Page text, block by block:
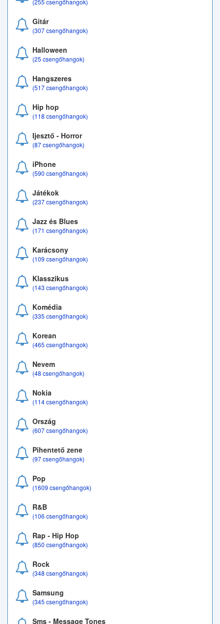
(255 csengőhangok)
Gitár
(307 csengőhangok)
Halloween
(25 csengőhangok)
Hangszeres
(517 csengőhangok)
Hip hop
(118 csengőhangok)
Ijesztő - Horror
(87 csengőhangok)
iPhone
(590 csengőhangok)
Játékok
(237 csengőhangok)
Jazz és Blues
(171 csengőhangok)
Karácsony
(109 csengőhangok)
Klasszikus
(143 csengőhangok)
Komédia
(335 csengőhangok)
Korean
(465 csengőhangok)
Nevem
(48 csengőhangok)
Nokia
(114 csengőhangok)
Ország
(607 csengőhangok)
Pihentető zene
(97 csengőhangok)
Pop
(1609 csengőhangok)
R&B
(106 csengőhangok)
Rap - Hip Hop
(850 csengőhangok)
Rock
(348 csengőhangok)
Samsung
(345 csengőhangok)
Sms - Message Tones